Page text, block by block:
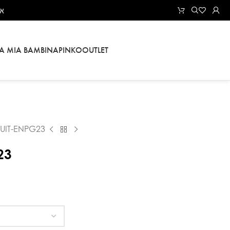
MIA BAMBINAPINKOOUTLET
ENPG23